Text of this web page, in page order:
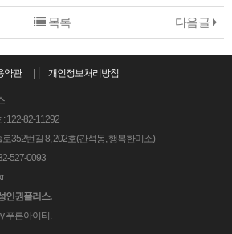
다음글
목록
약관 개인정보처리방침
122-82-11292
352번길 8, 202호(간석동, 행복한미소)
527-0093
인권플러스.
푸른아이티.